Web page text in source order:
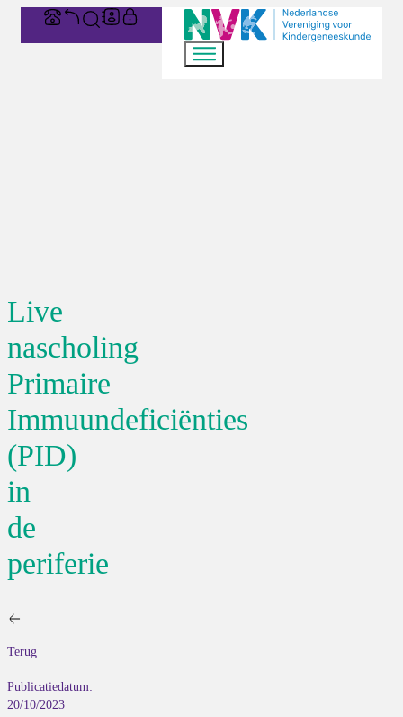
Live
nascholing
Primaire
Immuundeficiënties
(PID)
in
de
periferie
Terug
Publicatiedatum:
20/10/2023